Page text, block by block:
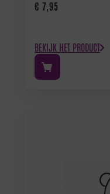
€ 7,95
BEKIJK HET PRODUCT